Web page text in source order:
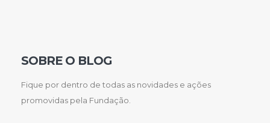
SOBRE O BLOG
Fique por dentro de todas as novidades e ações
promovidas pela Fundação.